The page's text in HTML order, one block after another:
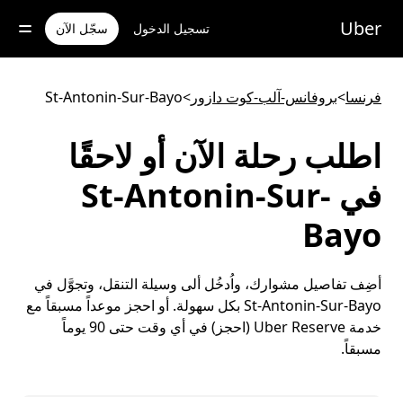
للوصول
المحتوى
Uber تسجيل الدخول سجّل الآن
فرنسا>بروفانس-آلب-كوت دازور >
St-Antonin-Sur-Bayo
اطلب رحلة الآن أو لاحقًا
في St-Antonin-Sur-
Bayo
أضِف تفاصيل مشوارك، واُدخُل ألى وسيلة التنقل، وتجوَّل في
St-Antonin-Sur-Bayo بكل سهولة. أو احجز موعداً مسبقاً مع
خدمة Uber Reserve (احجز) في أي وقت حتى 90 يوماً
مسبقاً.